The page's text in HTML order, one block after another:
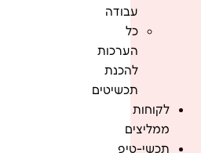
עבודה
כל
הערכות
להכנת
תכשיטים
לקוחות
ממליצים
תכשי-טיפ